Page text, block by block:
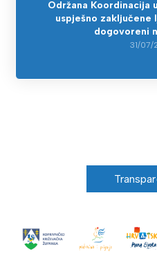
Održana Koordinacija
uspješno
dogovoreni
31/07/